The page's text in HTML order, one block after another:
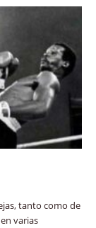
tanto como de
varias